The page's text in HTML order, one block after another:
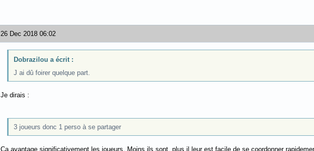
26 Dec 2018 06:02
Dobrazilou a écrit :
J ai dû foirer quelque part.
Je dirais :
3 joueurs donc 1 perso à se partager
Ça avantage significativement les joueurs. Moins ils sont, plus il leur est facile de se coordonner